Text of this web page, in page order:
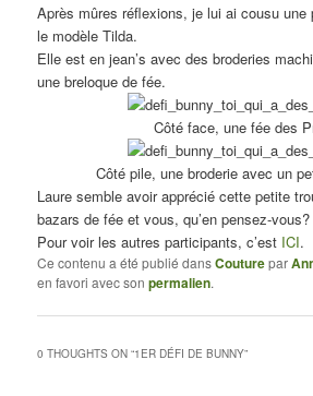
Après mûres réflexions, je lui ai cousu
le modèle Tilda.
Elle est en jean’s avec des broderies
une breloque de fée.
Côté face, une fée des
Côté pile, une broderie avec un
Laure semble avoir apprécié cette petite
bazars de fée et vous, qu’en pensez-vous?
Pour voir les autres participants, c’est ICI.
Ce contenu a été publié dansCouturepar
en favori avec sonpermalien.
0 THOUGHTS ON “1ER DÉFI DE BUNNY”